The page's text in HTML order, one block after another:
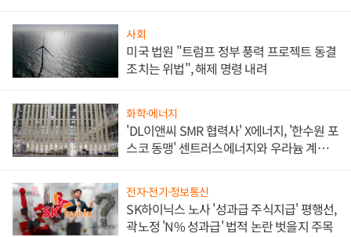
사회
미국 법원 "트럼프 정부 풍력 프로젝트 동결
조치는 위법", 해제 명령 내려
화학·에너지
'DL이앤씨 SMR 협력사' X에너지, '한수원 포
스코 동맹' 센트러스에너지와 우라늄 계약
전자·전기·정보통신
SK하이닉스 노사 '성과급 주식지급' 평행선,
곽노정 'N% 성과급' 법적 논란 벗을지 주목